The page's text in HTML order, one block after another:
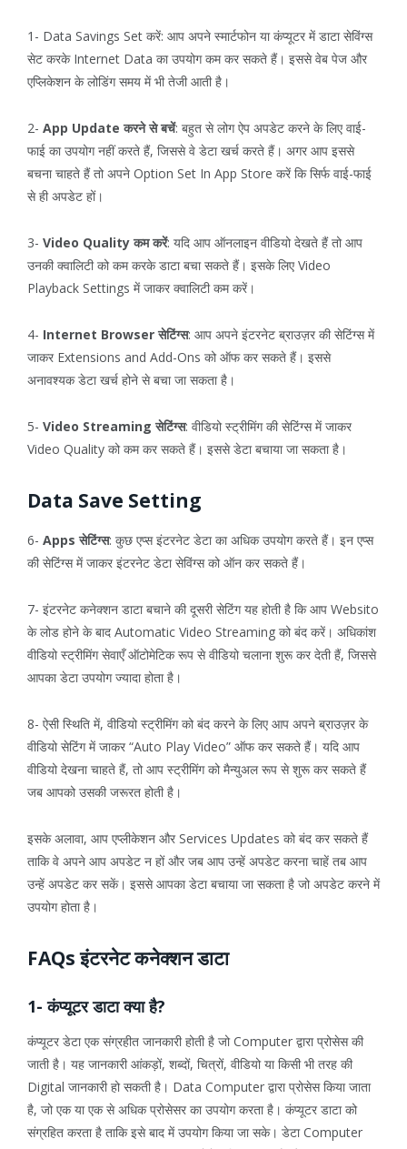
1- Data Savings Set करें: आप अपने स्मार्टफोन या कंप्यूटर में डाटा सेविंग्स
सेट करके Internet Data का उपयोग कम कर सकते हैं। इससे वेब पेज और
एप्लिकेशन के लोडिंग समय में भी तेजी आती है।
2- App Update करने से बचें: बहुत से लोग ऐप अपडेट करने के लिए वाई-
फाई का उपयोग नहीं करते हैं, जिससे वे डेटा खर्च करते हैं। अगर आप इससे
बचना चाहते हैं तो अपने Option Set In App Store करें कि सिर्फ वाई-फाई
से ही अपडेट हों।
3- Video Quality कम करें: यदि आप ऑनलाइन वीडियो देखते हैं तो आप
उनकी क्वालिटी को कम करके डाटा बचा सकते हैं। इसके लिए Video
Playback Settings में जाकर क्वालिटी कम करें।
4- Internet Browser सेटिंग्स: आप अपने इंटरनेट ब्राउज़र की सेटिंग्स में
जाकर Extensions and Add-Ons को ऑफ कर सकते हैं। इससे
अनावश्यक डेटा खर्च होने से बचा जा सकता है।
5- Video Streaming सेटिंग्स: वीडियो स्ट्रीमिंग की सेटिंग्स में जाकर
Video Quality को कम कर सकते हैं। इससे डेटा बचाया जा सकता है।
Data Save Setting
6- Apps सेटिंग्स: कुछ एप्स इंटरनेट डेटा का अधिक उपयोग करते हैं। इन एप्स
की सेटिंग्स में जाकर इंटरनेट डेटा सेविंग्स को ऑन कर सकते हैं।
7- इंटरनेट कनेक्शन डाटा बचाने की दूसरी सेटिंग यह होती है कि आप Websito
के लोड होने के बाद Automatic Video Streaming को बंद करें। अधिकांश
वीडियो स्ट्रीमिंग सेवाएँ ऑटोमेटिक रूप से वीडियो चलाना शुरू कर देती हैं, जिससे
आपका डेटा उपयोग ज्यादा होता है।
8- ऐसी स्थिति में, वीडियो स्ट्रीमिंग को बंद करने के लिए आप अपने ब्राउज़र के
वीडियो सेटिंग में जाकर “Auto Play Video” ऑफ कर सकते हैं। यदि आप
वीडियो देखना चाहते हैं, तो आप स्ट्रीमिंग को मैन्युअल रूप से शुरू कर सकते हैं
जब आपको उसकी जरूरत होती है।
इसके अलावा, आप एप्लीकेशन और Services Updates को बंद कर सकते हैं
ताकि वे अपने आप अपडेट न हों और जब आप उन्हें अपडेट करना चाहें तब आप
उन्हें अपडेट कर सकें। इससे आपका डेटा बचाया जा सकता है जो अपडेट करने में
उपयोग होता है।
FAQs इंटरनेट कनेक्शन डाटा
1- कंप्यूटर डाटा क्या है?
कंप्यूटर डेटा एक संग्रहीत जानकारी होती है जो Computer द्वारा प्रोसेस की
जाती है। यह जानकारी आंकड़ों, शब्दों, चित्रों, वीडियो या किसी भी तरह की
Digital जानकारी हो सकती है। Data Computer द्वारा प्रोसेस किया जाता
है, जो एक या एक से अधिक प्रोसेसर का उपयोग करता है। कंप्यूटर डाटा को
संग्रहित करता है ताकि इसे बाद में उपयोग किया जा सके। डेटा Computer